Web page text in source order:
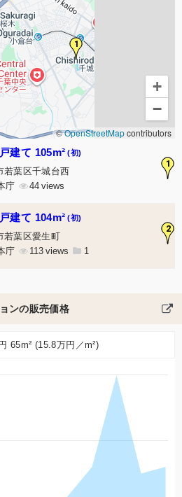
1
+
−
©OpenStreetMapcontributors
1
建て 105m² (初)
若葉区千城台西
庁
44
2
建て 104m² (初)
若葉区愛生町
庁
113 1
ンの販売価格
65m² (15.8万円／m²)